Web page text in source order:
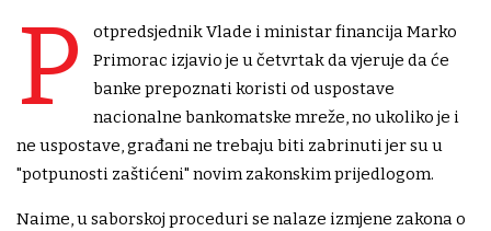
P
otpredsjednik Vlade i ministar financija Marko
Primorac izjavio je u četvrtak da vjeruje da će
banke prepoznati koristi od uspostave
nacionalne bankomatske mreže, no ukoliko je i
ne uspostave, građani ne trebaju biti zabrinuti jer su u
"potpunosti zaštićeni" novim zakonskim prijedlogom.
Naime, u saborskoj proceduri se nalaze izmjene zakona o